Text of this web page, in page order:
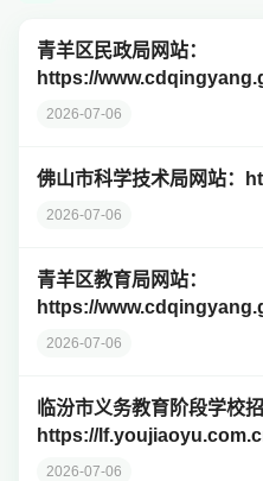
青羊区民政局网站：
https://
2026-07-06
佛山市科学技术局网站：
2026-07-06
青羊区教育局网站：
https://
2026-07-06
临汾市义务教育阶段学校
https://
2026-07-06